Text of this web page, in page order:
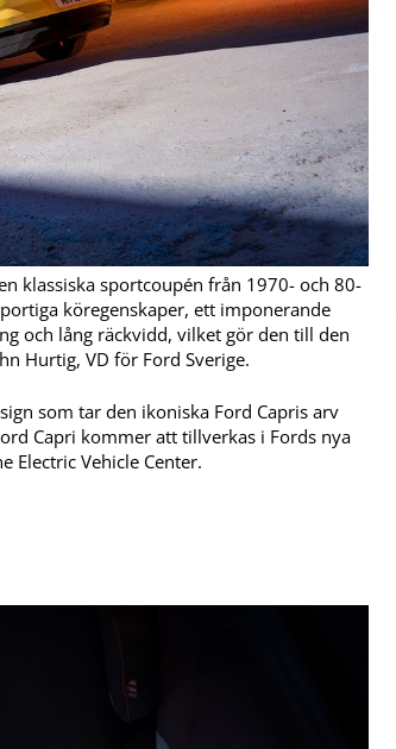
klassiska sportcoupén från 1970- och 80-
köregenskaper, ett imponerande
och lång räckvidd, vilket gör den till den
Hurtig, VD för Ford Sverige.
som tar den ikoniska Ford Capris arv
Capri kommer att tillverkas i Fords nya
Electric Vehicle Center.